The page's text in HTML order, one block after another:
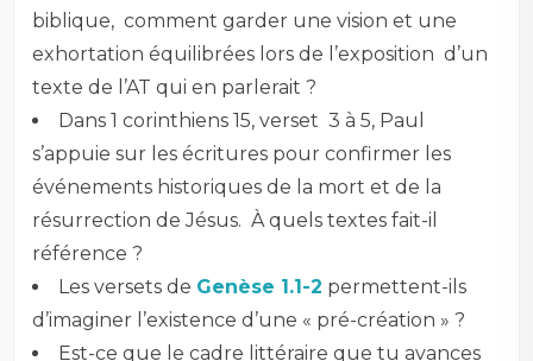
biblique, comment garder une vision et une
exhortation équilibrées lors de l’exposition d’un
texte de l’AT qui en parlerait ?
Dans 1 corinthiens 15, verset 3 à 5, Paul
s’appuie sur les écritures pour confirmer les
événements historiques de la mort et de la
résurrection de Jésus. À quels textes fait-il
référence ?
Les versets de Genèse 1.1-2 permettent-ils
d’imaginer l’existence d’une « pré-création » ?
Est-ce que le cadre littéraire que tu avances